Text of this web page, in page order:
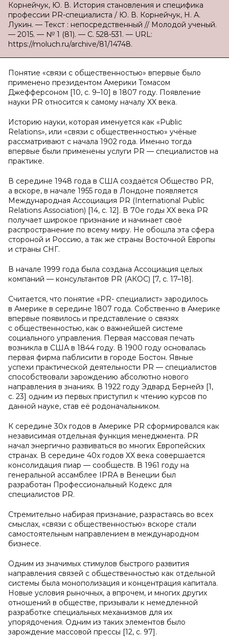
Корнейчук, Ю. В. История становления и специфика
профессии PR-специалиста / Ю. В. Корнейчук, Н. А.
Лукин. — Текст : непосредственный // Молодой ученый.
— 2015. — № 1 (81). — С. 528-531. — URL:
https://moluch.ru/archive/81/14748.
Понятие «связи с общественностью» впервые было
применено президентом Америки Томасом
Джефферсоном [10, с. 9–10] в 1807 году. Появление
науки PR относится к самому началу XX века.
Историю науки, кoтoрая именуется как «Public
Relations», или «связи с общественностью» учёные
рассматривают с начала 1902 года. Именно тогда
впервые были применены услуги PR — специалистов на
практике.
В середине 1948 года в США создаётся Общество PR,
а вскоре, в начале 1955 года в Лондоне появляется
Международная Ассоциация PR (International Public
Relations Association) [14, с. 12]. В 70e годы XX века PR
получает широкое признание и начинает своё
распространение по всему миру. Не обошла эта сфeра
стороной и Россию, а так жe страны Восточной Европы
и страны СНГ.
В начале 1999 года была создана Ассоциация целых
компаний — консультантов PR (АКОС) [7, с. 17–18].
Считается, что понятие «PR- специалист» зародилось
в Америке в середине 1807 года. Собственно в Америке
впервые появилось и представление о связях
с общественностью, как о важнейшей системе
социального управления. Первая массовая печать
возникла в США в 1844 году. В 1900 году основалась
первая фирма паблисити в городе Бостон. Явные
успехи практической деятельности PR — специалистов
способствовали зарождению абсолютно нового
направления в знаниях. В 1922 году Эдвард Бернейз [1,
с. 23] одним из первых приступил к чтению курсов по
данной науке, став её родоначальником.
К середине 30х годов в Америке PR сформировался как
независимая отдельная функция менеджмента. PR
начал энергично развиваться во многих Европейских
странах. В середине 40х годов XX века совершается
консолидация пиар — сообществ. В 1961 году на
генеральной ассамблее IPRA в Венеции был
разработан Профессиональный Кодекс для
специалистов PR.
Стремительно набирая признание, разрастаясь во всех
смыслах, «связи с общественностью» вскоре стали
самостоятельным направлением в международном
бизнесе.
Одним из значимых стимулов быстрого развития
направления связей с общественностью как отдельной
системы была монополизация и концентрация капитала.
Новые условия рыночных, а впрочем, и многих других
отношений в обществе, призывали к немедленной
разработке специальных механизмов для их
упорядочения. Одним из таких элементов было
зарождение массовой прессы [12, с. 97].